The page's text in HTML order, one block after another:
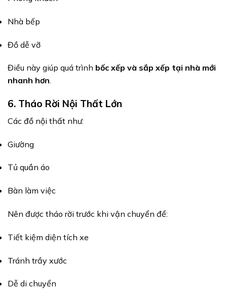
Nhà bếp
Đồ dễ vỡ
Điều này giúp quá trình bốc xếp và sắp xếp tại nhà mới
nhanh hơn.
6. Tháo Rời Nội Thất Lớn
Các đồ nội thất như:
Giường
Tủ quần áo
Bàn làm việc
Nên được tháo rời trước khi vận chuyển để:
Tiết kiệm diện tích xe
Tránh trầy xước
Dễ di chuyển